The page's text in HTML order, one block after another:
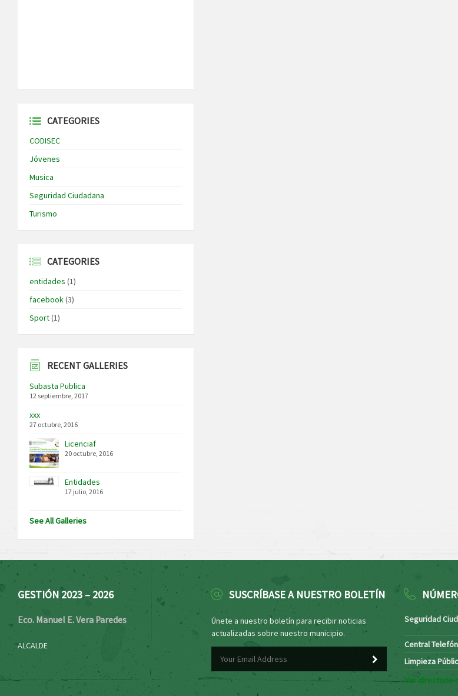
CATEGORIES
CODISEC
Jóvenes
Musica
Seguridad Ciudadana
Turismo
CATEGORIES
entidades (1)
facebook(3)
Sport(1)
RECENT GALLERIES
Subasta Publica
12 septiembre, 2017
xxx
27 octubre, 2016
Licenciaf
20 octubre, 2016
Entidades
17 julio, 2016
See All Galleries
GESTIÓN 2023 – 2026
Eco. Manuel E. Vera Paredes
ALCALDE
SUSCRÍBASE A NUESTRO BOLETÍN
Únete a nuestro boletín para recibir noticias
actualizadas sobre nuestro municipio.
Seguridad
Central
Limpieza
Ver directorio